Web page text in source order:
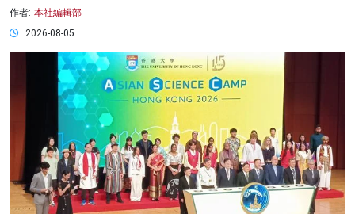
作者: 本社編輯部
2026-08-05